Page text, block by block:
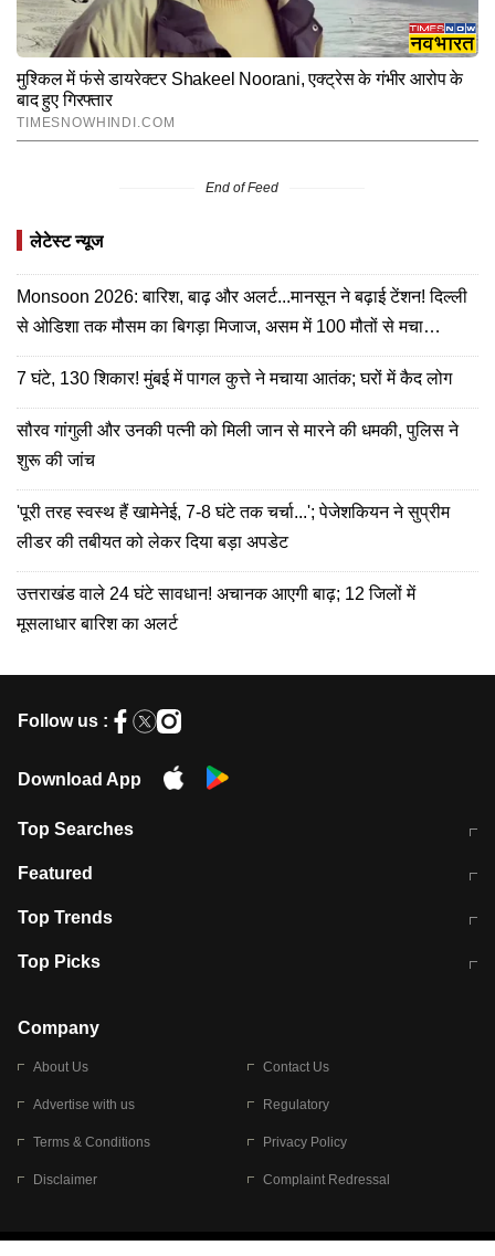
End of Feed
लेटेस्ट न्यूज
Monsoon 2026: बारिश, बाढ़ और अलर्ट...मानसून ने बढ़ाई टेंशन! दिल्ली
से ओडिशा तक मौसम का बिगड़ा मिजाज, असम में 100 मौतों से मचा
हाहाकार
7 घंटे, 130 शिकार! मुंबई में पागल कुत्ते ने मचाया आतंक; घरों में कैद लोग
सौरव गांगुली और उनकी पत्नी को मिली जान से मारने की धमकी, पुलिस ने
शुरू की जांच
'पूरी तरह स्वस्थ हैं खामेनेई, 7-8 घंटे तक चर्चा...'; पेजेशकियन ने सुप्रीम
लीडर की तबीयत को लेकर दिया बड़ा अपडेट
उत्तराखंड वाले 24 घंटे सावधान! अचानक आएगी बाढ़; 12 जिलों में
मूसलाधार बारिश का अलर्ट
Follow us :
Download App
Top Searches
मुंबई में लगे 'जेन जी' के पोस्टर, लिखा- 'मैं
Featured
10 अगस्त को विधानसभा का घेराव करेंगे
Top Trends
RBI का नया नियम: अब बैंकों को अपनी सभी
Top Picks
बारिश की चेतावनी
Company
About Us Contact Us
Advertise with us Regulatory
Terms & Conditions Privacy Policy
Disclaimer Complaint Redressal